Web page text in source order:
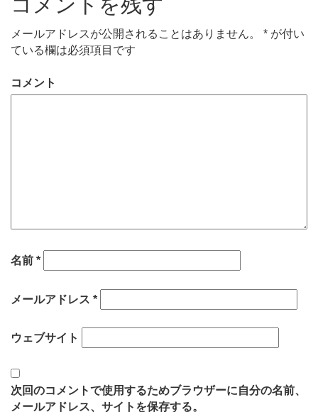
メールアドレスが公開されることはありません。 * が付い
ている欄は必須項目です
コメント
名前 *
メールアドレス *
ウェブサイト
次回のコメントで使用するためブラウザーに自分の名前、
メールアドレス、サイトを保存する。